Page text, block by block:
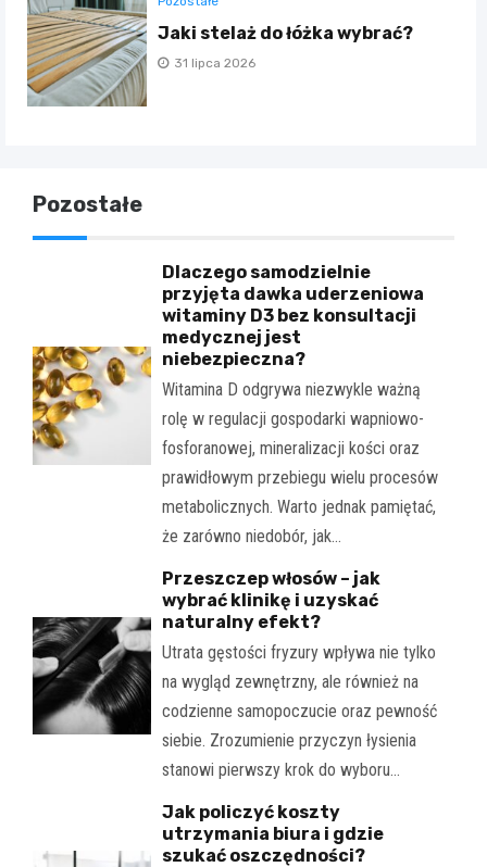
Jaki stelaż do łóżka wybrać?
31 lipca 2026
Pozostałe
Dlaczego samodzielnie
przyjęta dawka uderzeniowa
witaminy D3 bez konsultacji
medycznej jest
niebezpieczna?
Witamina D odgrywa niezwykle ważną
rolę w regulacji gospodarki wapniowo-
fosforanowej, mineralizacji kości oraz
prawidłowym przebiegu wielu procesów
metabolicznych. Warto jednak pamiętać,
że zarówno niedobór, jak…
Przeszczep włosów – jak
wybrać klinikę i uzyskać
naturalny efekt?
Utrata gęstości fryzury wpływa nie tylko
na wygląd zewnętrzny, ale również na
codzienne samopoczucie oraz pewność
siebie. Zrozumienie przyczyn łysienia
stanowi pierwszy krok do wyboru…
Jak policzyć koszty
utrzymania biura i gdzie
szukać oszczędności?